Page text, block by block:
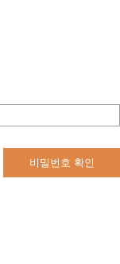
비밀번호 확인